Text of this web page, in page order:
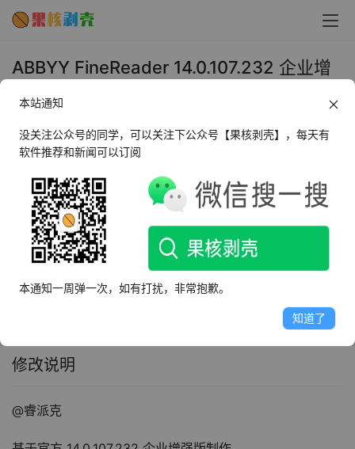
ABBYY FineReader 14.0.107.232 企业增
2019年3月4日 下午9:26 办公教育
ABBYY FineReader 14中文版是一种OCR图片文字识别软
件。它提供快速、准确、方便的方式来将扫描文件、PDF格
式、数字或移动电话图像转换成可编辑的格式。99.8%识别
准确率OCR技术即刻能够识别文本、PDF，FineReader可
以转换几乎所有打印的文档类型甚至以准确的精度发传真。
它在转换PDF和扫描文件、编辑和评论PDF、对比文档以及
修改说明
@睿派克
本站通知
没关注公众号的同学，可以关注下公众号【果核剥壳】，每天有
软件推荐和新闻可以订阅
本通知一周弹一次，如有打扰，非常抱歉。
知道了